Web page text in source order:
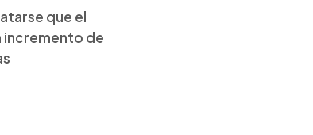
que el
incremento de